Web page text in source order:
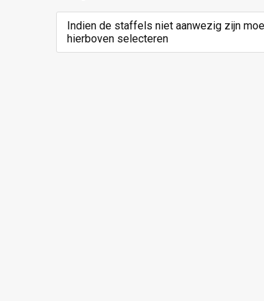
Indien de staffels niet aanwezig zijn
hierboven selecteren